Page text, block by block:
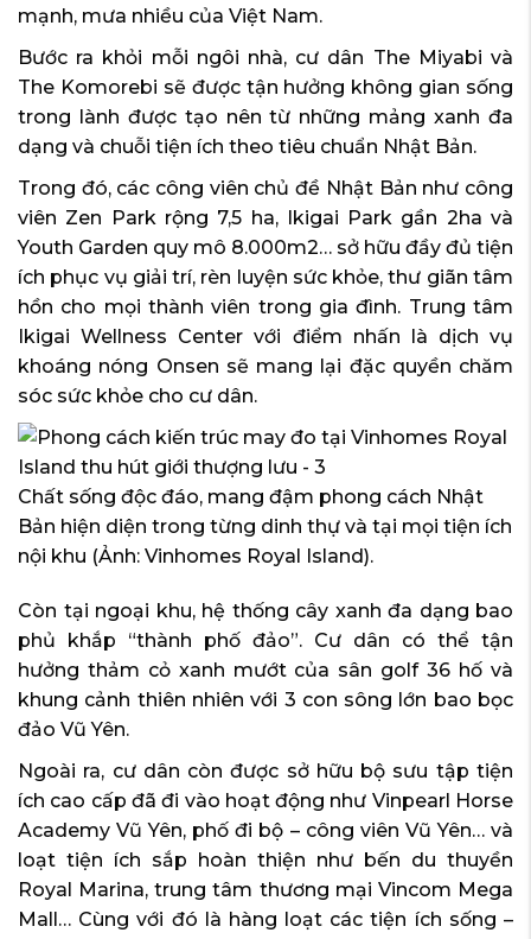
mạnh, mưa nhiều của Việt Nam.
Bước ra khỏi mỗi ngôi nhà, cư dân The Miyabi và
The Komorebi sẽ được tận hưởng không gian sống
trong lành được tạo nên từ những mảng xanh đa
dạng và chuỗi tiện ích theo tiêu chuẩn Nhật Bản.
Trong đó, các công viên chủ đề Nhật Bản như công
viên Zen Park rộng 7,5 ha, Ikigai Park gần 2ha và
Youth Garden quy mô 8.000m2… sở hữu đầy đủ tiện
ích phục vụ giải trí, rèn luyện sức khỏe, thư giãn tâm
hồn cho mọi thành viên trong gia đình. Trung tâm
Ikigai Wellness Center với điểm nhấn là dịch vụ
khoáng nóng Onsen sẽ mang lại đặc quyền chăm
sóc sức khỏe cho cư dân.
Chất sống độc đáo, mang đậm phong cách Nhật
Bản hiện diện trong từng dinh thự và tại mọi tiện ích
nội khu (Ảnh: Vinhomes Royal Island).
Còn tại ngoại khu, hệ thống cây xanh đa dạng bao
phủ khắp “thành phố đảo”. Cư dân có thể tận
hưởng thảm cỏ xanh mướt của sân golf 36 hố và
khung cảnh thiên nhiên với 3 con sông lớn bao bọc
đảo Vũ Yên.
Ngoài ra, cư dân còn được sở hữu bộ sưu tập tiện
ích cao cấp đã đi vào hoạt động như Vinpearl Horse
Academy Vũ Yên, phố đi bộ – công viên Vũ Yên… và
loạt tiện ích sắp hoàn thiện như bến du thuyền
Royal Marina, trung tâm thương mại Vincom Mega
Mall… Cùng với đó là hàng loạt các tiện ích sống –